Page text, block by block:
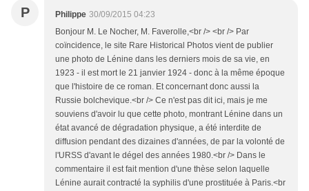
P Philippe 30/09/2015 04:23
Bonjour M. Le Nocher, M. Faverolle,<br /> <br /> Par
coïncidence, le site Rare Historical Photos vient de publier
une photo de Lénine dans les derniers mois de sa vie, en
1923 - il est mort le 21 janvier 1924 - donc à la même époque
que l'histoire de ce roman. Et concernant donc aussi la
Russie bolchevique.<br /> Ce n'est pas dit ici, mais je me
souviens d'avoir lu que cette photo, montrant Lénine dans un
état avancé de dégradation physique, a été interdite de
diffusion pendant des dizaines d'années, de par la volonté de
l'URSS d'avant le dégel des années 1980.<br /> Dans le
commentaire il est fait mention d'une thèse selon laquelle
Lénine aurait contracté la syphilis d'une prostituée à Paris.<br